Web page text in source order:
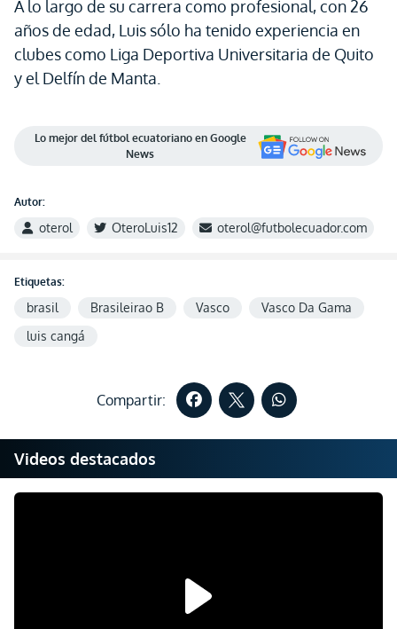
A lo largo de su carrera como profesional, con 26
años de edad, Luis sólo ha tenido experiencia en
clubes como Liga Deportiva Universitaria de Quito
y el Delfín de Manta.
Lo mejor del fútbol ecuatoriano en Google
News
Autor:
oterol OteroLuis12 oterol@futbolecuador.com
Etiquetas:
brasil Brasileirao B Vasco
Vasco Da Gama
luis cangá
Compartir:
Videos destacados